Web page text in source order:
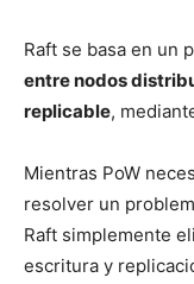
Raft se basa en un
entre nodos
replicable,
Mientras PoW
resolver un
Raft simplemente
escritura y